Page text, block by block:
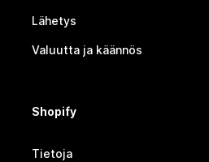
Lähetys
Valuutta ja käännös
Shopify
Tietoja